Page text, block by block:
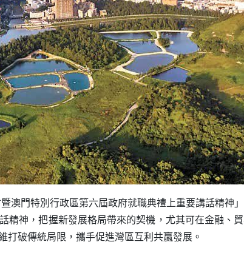
澳門特別行政區第六屆政府就職典禮上重要講話精神
精神，把握新發展格局帶來的契機，尤其可在金融、
破傳統局限，攜手促進灣區互利共贏發展。